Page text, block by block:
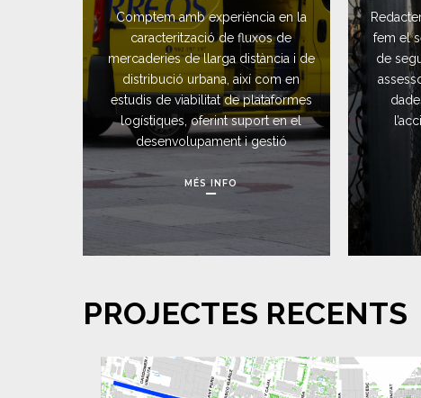
Comptem amb experiència en la
caracterització de fluxos de
mercaderies de llarga distància i de
distribució urbana, així com en
estudis de viabilitat de plataformes
logístiques, oferint suport en el
desenvolupament i gestió
MÉS INFO
fem el
de
PROJECTES RECENTS